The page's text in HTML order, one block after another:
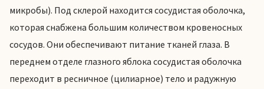
микробы). Под склерой находится сосудистая оболочка,
которая снабжена большим количеством кровеносных
сосудов. Они обеспечивают питание тканей глаза. В
переднем отделе глазного яблока сосудистая оболочка
переходит в ресничное (цилиарное) тело и радужную